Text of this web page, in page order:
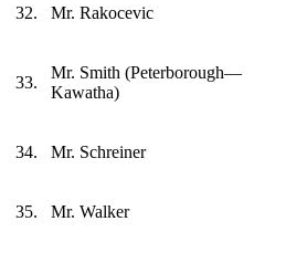
32. Mr. Rakocevic
33.
Mr. Smith (Peterborough—
Kawatha)
34. Mr. Schreiner
35. Mr. Walker